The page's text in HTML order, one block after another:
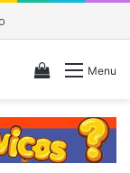
Menu
Veja seu